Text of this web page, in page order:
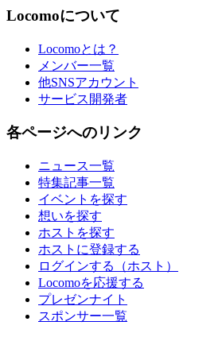
Locomoについて
Locomoとは？
メンバー一覧
他SNSアカウント
サービス開発者
各ページへのリンク
ニュース一覧
特集記事一覧
イベントを探す
想いを探す
ホストを探す
ホストに登録する
ログインする（ホスト）
Locomoを応援する
プレゼンナイト
スポンサー一覧